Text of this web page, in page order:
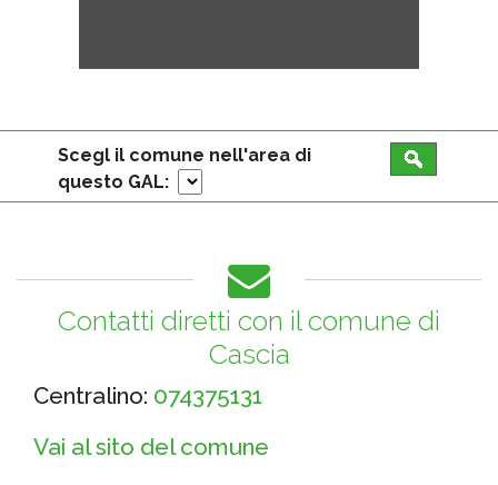
Scegl il comune nell'area di
questo GAL:
Contatti diretti con il comune di
Cascia
Centralino: 074375131
Vai al sito del comune